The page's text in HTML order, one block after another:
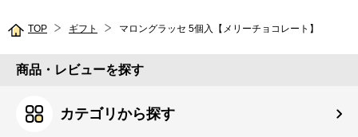
TOP ギフト マロングラッセ 5個入【メリーチョコレート】
商品・レビューを探す
カテゴリから探す